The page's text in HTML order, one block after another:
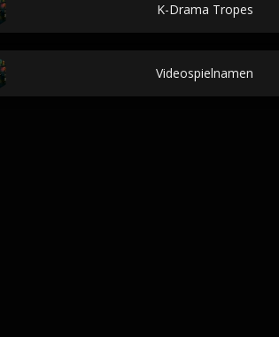
K-Drama Tropes
Videospielnamen